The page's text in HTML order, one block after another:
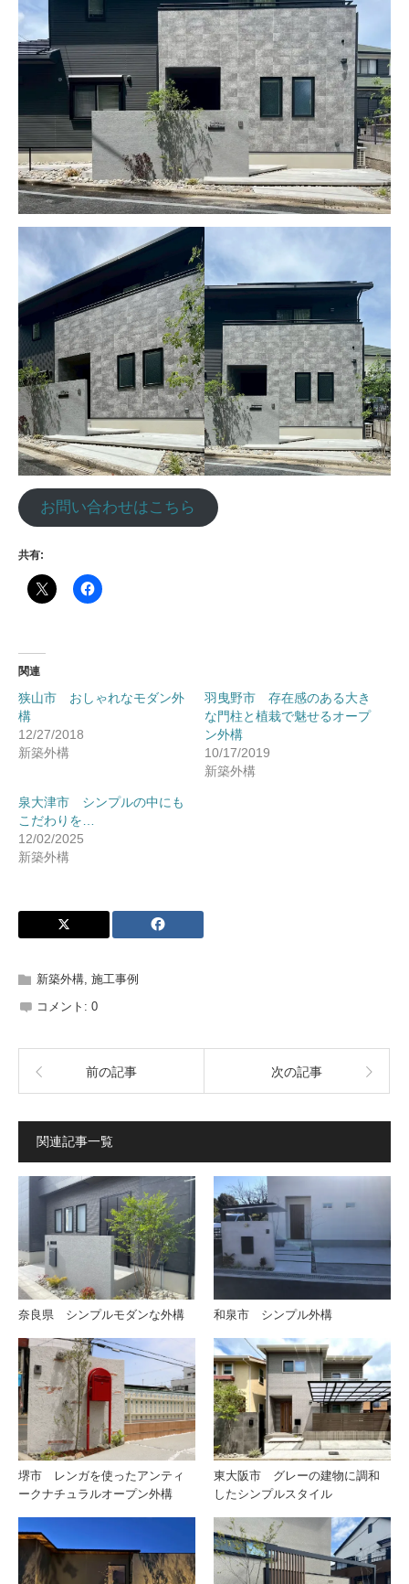
お問い合わせはこちら
共有:
関連
狭山市 おしゃれなモダン外
構
12/27/2018
新築外構
羽曳野市 存在感のある大き
な門柱と植栽で魅せるオープ
ン外構
10/17/2019
新築外構
泉大津市 シンプルの中にも
こだわりを…
12/02/2025
新築外構
新築外構, 施工事例
コメント: 0
前の記事 次の記事
関連記事一覧
奈良県 シンプルモダンな外構 和泉市 シンプル外構
堺市 レンガを使ったアンティ
ークナチュラルオープン外構
東大阪市 グレーの建物に調和
したシンプルスタイル